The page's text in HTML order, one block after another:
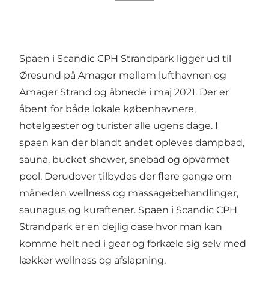
Spaen i Scandic CPH Strandpark ligger ud til
Øresund på Amager mellem lufthavnen og
Amager Strand og åbnede i maj 2021. Der er
åbent for både lokale københavnere,
hotelgæster og turister alle ugens dage. I
spaen kan der blandt andet opleves dampbad,
sauna, bucket shower, snebad og opvarmet
pool. Derudover tilbydes der flere gange om
måneden wellness og massagebehandlinger,
saunagus og kuraftener. Spaen i Scandic CPH
Strandpark er en dejlig oase hvor man kan
komme helt ned i gear og forkæle sig selv med
lækker wellness og afslapning.